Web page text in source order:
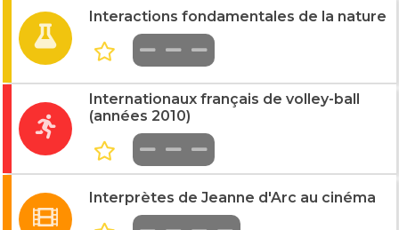
Interactions fondamentales de la nature
Internationaux français de volley-ball
(années 2010)
Interprètes de Jeanne d'Arc au cinéma